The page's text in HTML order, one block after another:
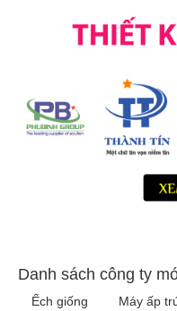
Danh sách công ty
Ếch giống Máy ấp